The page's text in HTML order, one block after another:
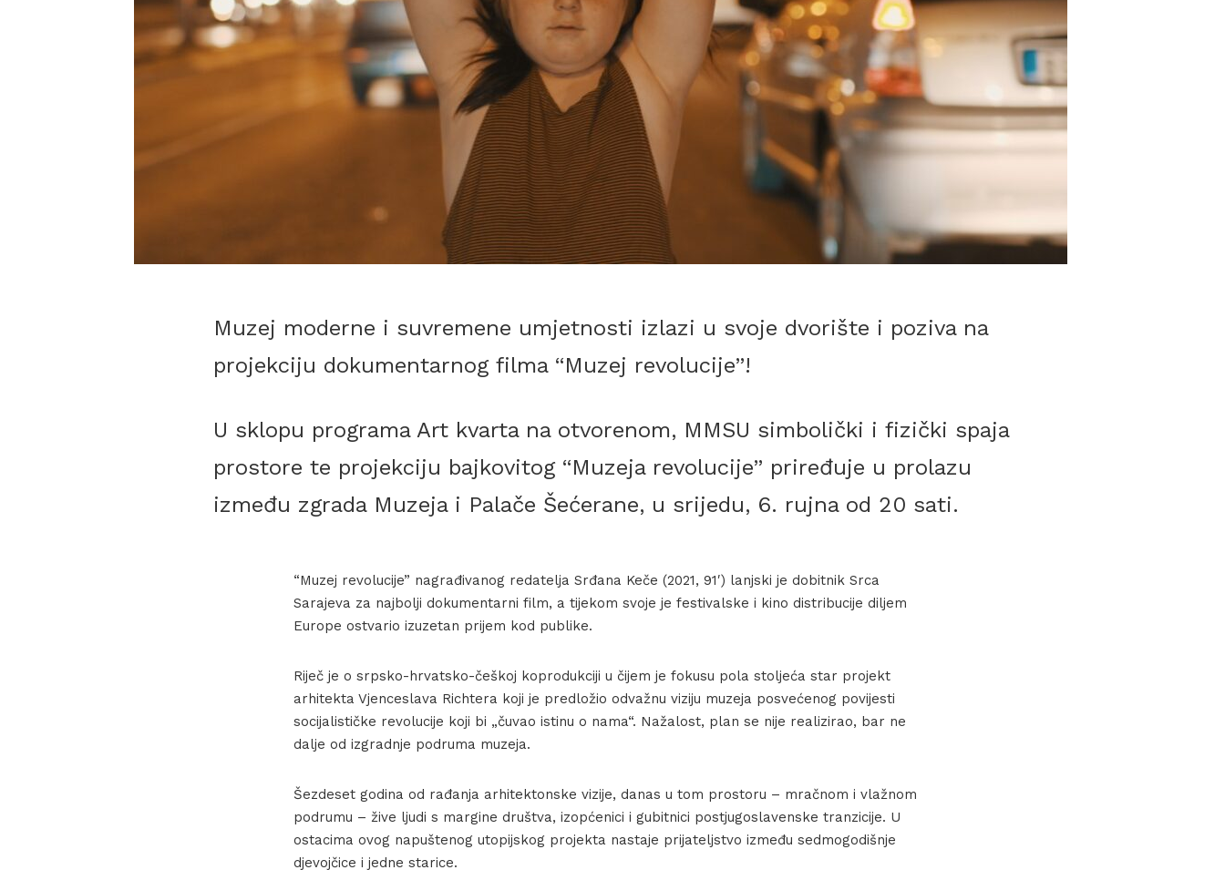
Muzej moderne i suvremene umjetnosti izlazi u svoje dvorište i poziva na
projekciju dokumentarnog filma “Muzej revolucije”!
U sklopu programa Art kvarta na otvorenom, MMSU simbolički i fizički spaja
prostore te projekciju bajkovitog “Muzeja revolucije” priređuje u prolazu
između zgrada Muzeja i Palače Šećerane, u srijedu, 6. rujna od 20 sati.
“Muzej revolucije” nagrađivanog redatelja Srđana Keče (2021, 91′) lanjski je dobitnik Srca
Sarajeva za najbolji dokumentarni film, a tijekom svoje je festivalske i kino distribucije diljem
Europe ostvario izuzetan prijem kod publike.
Riječ je o srpsko-hrvatsko-češkoj koprodukciji u čijem je fokusu pola stoljeća star projekt
arhitekta Vjenceslava Richtera koji je predložio odvažnu viziju muzeja posvećenog povijesti
socijalističke revolucije koji bi „čuvao istinu o nama“. Nažalost, plan se nije realizirao, bar ne
dalje od izgradnje podruma muzeja.
Šezdeset godina od rađanja arhitektonske vizije, danas u tom prostoru – mračnom i vlažnom
podrumu – žive ljudi s margine društva, izopćenici i gubitnici postjugoslavenske tranzicije. U
ostacima ovog napuštenog utopijskog projekta nastaje prijateljstvo između sedmogodišnje
djevojčice i jedne starice.